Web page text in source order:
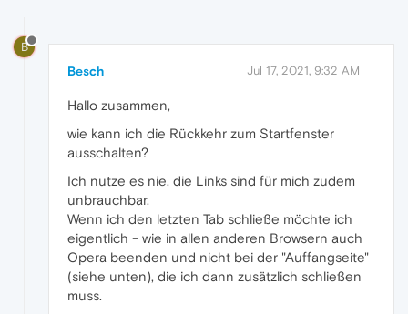
B
Besch Jul 17, 2021, 9:32 AM
Hallo zusammen,
wie kann ich die Rückkehr zum Startfenster
ausschalten?
Ich nutze es nie, die Links sind für mich zudem
unbrauchbar.
Wenn ich den letzten Tab schließe möchte ich
eigentlich - wie in allen anderen Browsern auch
Opera beenden und nicht bei der "Auffangseite"
(siehe unten), die ich dann zusätzlich schließen
muss.